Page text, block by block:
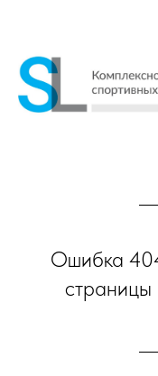
Ошибка
страницы